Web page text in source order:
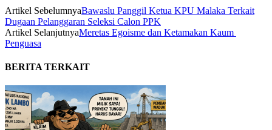
Artikel SebelumnyaBawaslu Panggil Ketua KPU Malaka Terkait
Dugaan Pelanggaran Seleksi Calon PPK
Artikel SelanjutnyaMeretas Egoisme dan Ketamakan Kaum
Penguasa
BERITA TERKAIT